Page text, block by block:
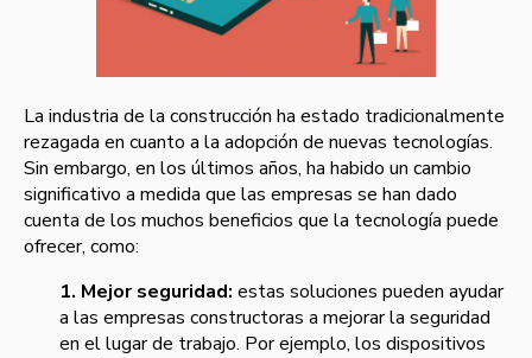
La industria de la construcción ha estado tradicionalmente
rezagada en cuanto a la adopción de nuevas tecnologías.
Sin embargo, en los últimos años, ha habido un cambio
significativo a medida que las empresas se han dado
cuenta de los muchos beneficios que la tecnología puede
ofrecer, como:
1. Mejor seguridad: estas soluciones pueden ayudar
a las empresas constructoras a mejorar la seguridad
en el lugar de trabajo. Por ejemplo, los dispositivos